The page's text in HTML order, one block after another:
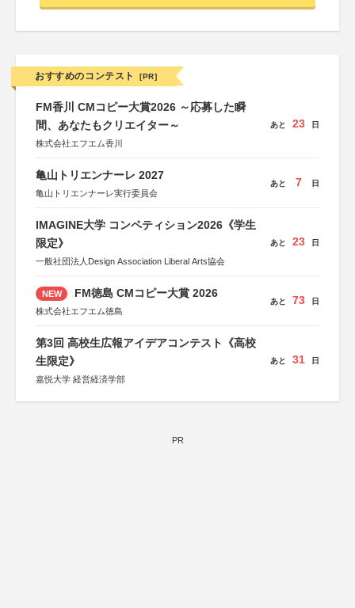
おすすめのコンテスト [PR]
FM香川 CMコピー大賞2026 ～応募した瞬
間、あなたもクリエイター～
株式会社エフエム香川
あと 23 日
亀山トリエンナーレ 2027
亀山トリエンナーレ実行委員会
あと 7 日
IMAGINE大学 コンペティション2026《学生
限定》
一般社団法人Design Association Liberal Arts協会
あと 23 日
NEW FM徳島 CMコピー大賞 2026
株式会社エフエム徳島
あと 73 日
第3回 高校生広報アイデアコンテスト《高校
生限定》
嘉悦大学 経営経済学部
あと 31 日
PR